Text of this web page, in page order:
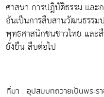
ศาสนา การปฎิบัติธรรม และ
อันเป็นการสืบสานวัฒนธรรม
พุทธศาสนิกชนชาวไทย และ
ยั่งยืน สืบต่อไป
ที่มา : อุปสมบทถวายเป็นพระร